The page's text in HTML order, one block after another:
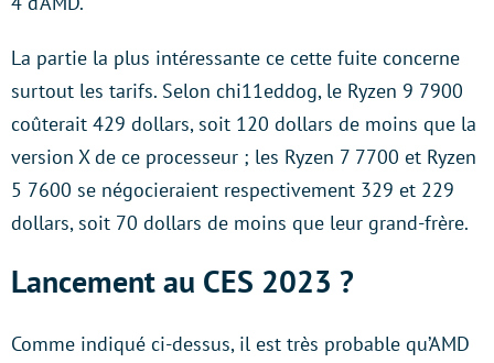
La partie la plus intéressante ce cette fuite concerne
surtout les tarifs. Selon chi11eddog, le Ryzen 9 7900
coûterait 429 dollars, soit 120 dollars de moins que la
version X de ce processeur ; les Ryzen 7 7700 et Ryzen
5 7600 se négocieraient respectivement 329 et 229
dollars, soit 70 dollars de moins que leur grand-frère.
Lancement au CES 2023 ?
Comme indiqué ci-dessus, il est très probable qu’AMD